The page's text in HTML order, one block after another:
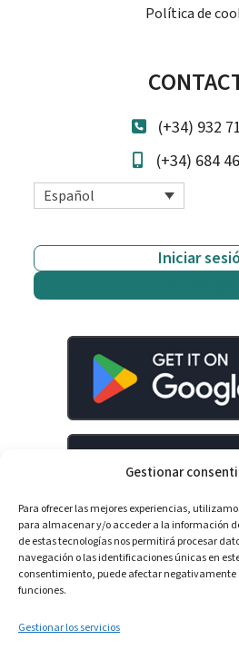
Gestionar
Para ofrecer las mejores experiencias,
para almacenar y/o acceder a la información
de estas tecnologías nos permitirá procesar
navegación o las identificaciones únicas en
consentimiento, puede afectar
funciones.
Gestionar los servicios
Política de
(+34) 932
(+34) 684
Español
Iniciar